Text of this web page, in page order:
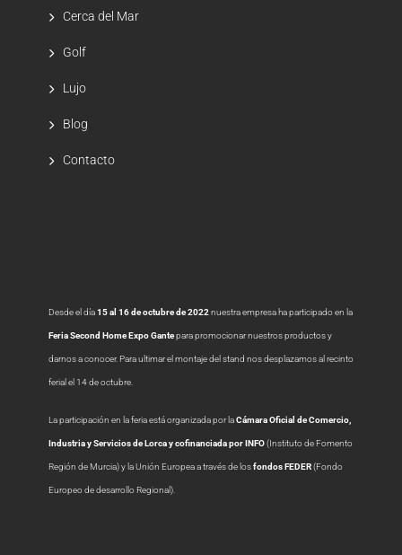
Cerca del Mar
Golf
Lujo
Blog
Contacto
Desde el día15 al 16 de octubre de 2022 nuestra empresa ha participado en la
Feria Second Home Expo Gantepara promocionar nuestros productos y
darnos a conocer. Para ultimar el montaje del stand nos desplazamos al recinto
ferial el 14 de octubre.
La participación en la feria está organizada por laCámara Oficial de Comercio,
Industria y Servicios de Lorca y cofinanciada por INFO(Instituto de Fomento
Región de Murcia) y la Unión Europea a través de losfondos FEDER(Fondo
Europeo de desarrollo Regional).